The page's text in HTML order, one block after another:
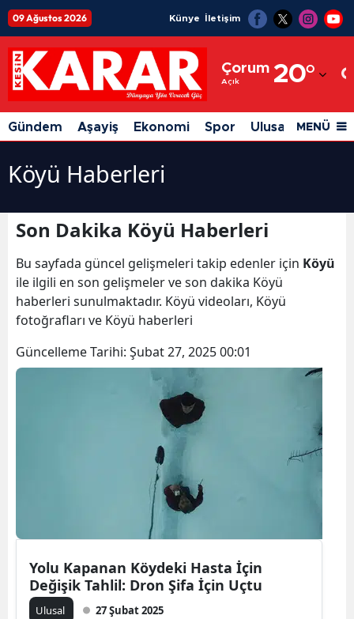
09 Ağustos 2026 Künye İletişim
Çorum
Açık 20°
Adıyaman
Afyonkarahisar
Ağrı
Ankara
Antalya
Artvin
Aydın
Bilecik
Çanakkale
Çankırı
Gündem Aşayiş Ekonomi Spor Ulusal Siyaset
MENÜ
Köyü Haberleri
Son Dakika Köyü Haberleri
Bu sayfada güncel gelişmeleri takip edenler için Köyü
ile ilgili en son gelişmeler ve son dakika Köyü
haberleri sunulmaktadır. Köyü videoları, Köyü
fotoğrafları ve Köyü haberleri
Güncelleme Tarihi: Şubat 27, 2025 00:01
Yolu Kapanan Köydeki Hasta İçin
Değişik Tahlil: Dron Şifa İçin Uçtu
Ulusal 27 Şubat 2025